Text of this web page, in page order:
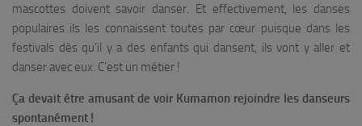
mascottes doivent savoir danser. Et effectivement, les danses
populaires ils les connaissent toutes par cœur puisque dans les
festivals dès qu’il y a des enfants qui dansent, ils vont y aller et
danser avec eux. C’est un métier !
Ça devait être amusant de voir Kumamon rejoindre les danseurs
spontanément !